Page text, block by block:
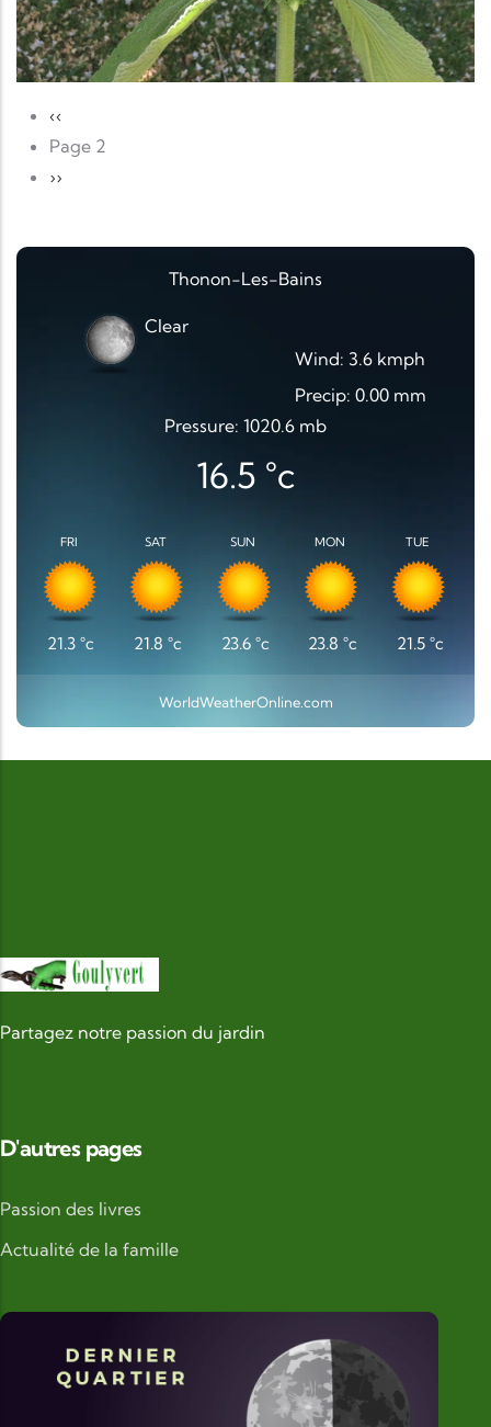
Pagination
Page précédente
‹‹
Page 2
Page suivante
››
Thonon-Les-Bains
Clear
Wind: 3.6 kmph
Precip: 0.00 mm
Pressure: 1020.6 mb
16.5 °c
FRI
21.3 °c
SAT
21.8 °c
SUN
23.6°c
MON
23.8 °c
TUE
21.5°c
WorldWeatherOnline.com
Partagez notre passion du jardin
D'autres pages
Passion des livres
Actualité de la famille